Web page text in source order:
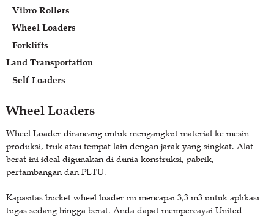
Vibro Rollers
Wheel Loaders
Forklifts
Land Transportation
Self Loaders
Wheel Loaders
Wheel Loader dirancang untuk mengangkut material ke mesin
produksi, truk atau tempat lain dengan jarak yang singkat. Alat
berat ini ideal digunakan di dunia konstruksi, pabrik,
pertambangan dan PLTU.
Kapasitas bucket wheel loader ini mencapai 3,3 m3 untuk aplikasi
tugas sedang hingga berat. Anda dapat mempercayai United